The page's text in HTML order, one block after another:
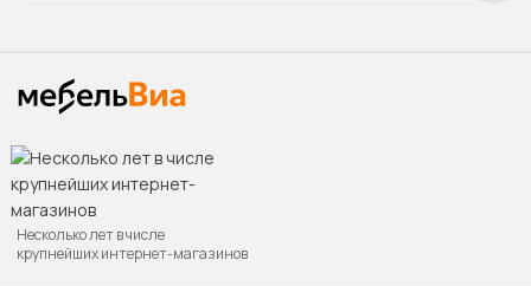
Несколько лет в числе
крупнейших интернет-магазинов